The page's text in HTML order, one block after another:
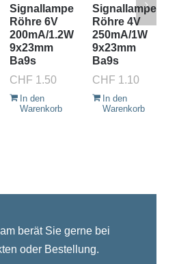
Signallampe
Röhre 6V
200mA/1.2W
9x23mm
Ba9s
CHF 1.50
In den
Warenkorb
Signallampe
Röhre 4V
250mA/1W
9x23mm
Ba9s
CHF 1.10
In den
Warenkorb
berät Sie gerne bei
oder Bestellung.